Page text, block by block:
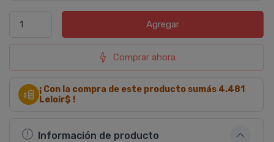
Agregar
Comprar ahora
¡ Con la compra de este producto sumás 4.481
Leloir$ !
Información de producto